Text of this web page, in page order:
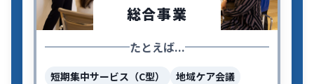
総合事業
たとえば...
短期集中サービス（C型）
地域ケア会議